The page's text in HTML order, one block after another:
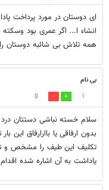
ای دوستان در مورد پرداخت
انشاء ا... اگر عمری بود
همه تلاش بی شائبه دوستان
بی نام
1
0
سلام خسته نباشی دستتان
بدون ارفاقی یا باارارفاق این
تکلیف این طیف را مشخص و
یاداشت به آن اشاره شده